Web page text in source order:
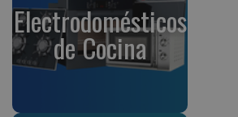
Electrodomésticos
de Cocina